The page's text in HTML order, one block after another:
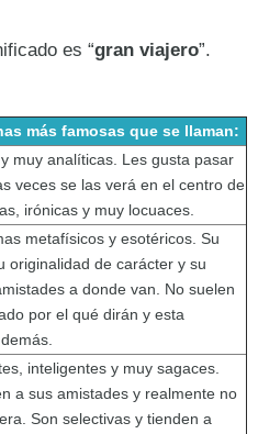
es “gran viajero”.
más famosas que se llaman:
muy analíticas. Les gusta pasar
veces se las verá en el centro de
irónicas y muy locuaces.
metafísicos y esotéricos. Su
originalidad de carácter y su
a donde van. No suelen
por el qué dirán y esta
inteligentes y muy sagaces.
a sus amistades y realmente no
Son selectivas y tienden a